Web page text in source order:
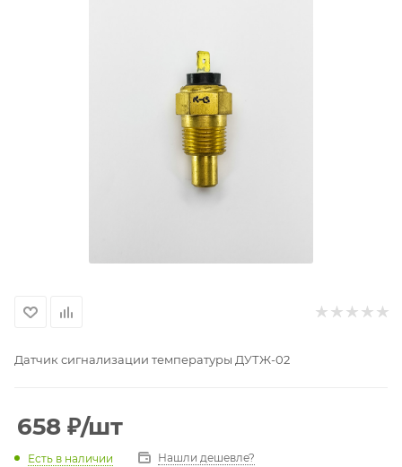
Датчик сигнализации температуры ДУТЖ-02
658 ₽/шт
Есть в наличии Нашли дешевле?